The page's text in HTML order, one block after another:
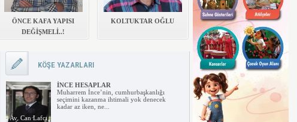
ÖNCE KAFA YAPISI
DEĞİŞMELİ..!
KOLTUKTAR OĞLU
KÖŞE YAZARLARI
Ali Özgür
Stresin yararları
Günlük hayatımızda yaşanan her şey strese
Av. Can Lafcı
İNCE HESAPLAR
Muharrem İnce’nin, cumhurbaşkanlığı
seçimini kazanma ihtimali yok denecek
kadar az iken, ne...